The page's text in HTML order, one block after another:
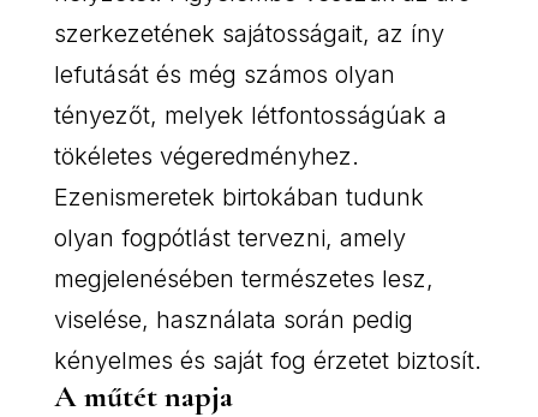
szerkezetének sajátosságait, az íny
lefutását és még számos olyan
tényezőt, melyek létfontosságúak a
tökéletes végeredményhez.
Ezenismeretek birtokában tudunk
olyan fogpótlást tervezni, amely
megjelenésében természetes lesz,
viselése, használata során pedig
kényelmes és saját fog érzetet biztosít.
A műtét napja